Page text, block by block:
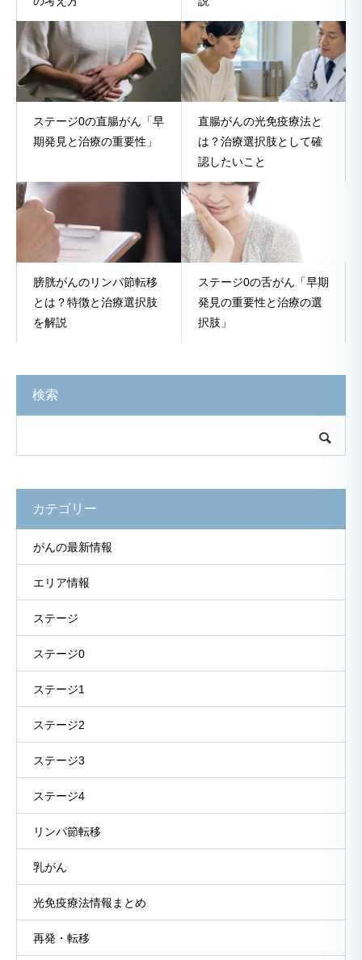
ステージ0の直腸がん「早
期発見と治療の重要性」
直腸がんの光免疫療法と
は？治療選択肢として確
認したいこと
膀胱がんのリンパ節転移
とは？特徴と治療選択肢
を解説
ステージ0の舌がん「早期
発見の重要性と治療の選
択肢」
検索
カテゴリー
がんの最新情報
エリア情報
ステージ
ステージ0
ステージ1
ステージ2
ステージ3
ステージ4
リンパ節転移
乳がん
光免疫療法情報まとめ
再発・転移